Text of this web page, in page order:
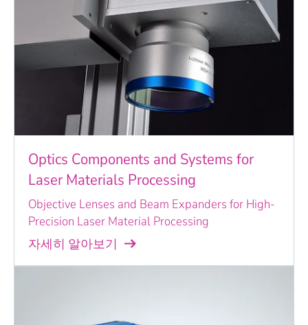
Optics Components and Systems for
Laser Materials Processing
Objective Lenses and Beam Expanders for High-
Precision Laser Material Processing
자세히 알아보기